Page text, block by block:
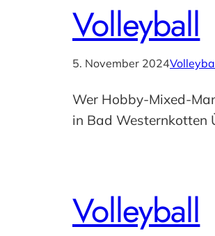
Volleyball
5. November 2024
Wer Hobby-Mixed-
in Bad Westernkotten
Volleyball